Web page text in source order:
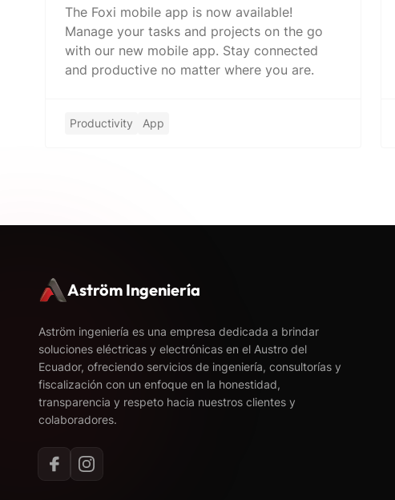
The Foxi mobile app is now available!
Manage your tasks and projects on the go
with our new mobile app. Stay connected
and productive no matter where you are.
Productivity App
Aström Ingeniería
Aström ingeniería es una empresa dedicada a brindar
soluciones eléctricas y electrónicas en el Austro del
Ecuador, ofreciendo servicios de ingeniería, consultorías y
fiscalización con un enfoque en la honestidad,
transparencia y respeto hacia nuestros clientes y
colaboradores.